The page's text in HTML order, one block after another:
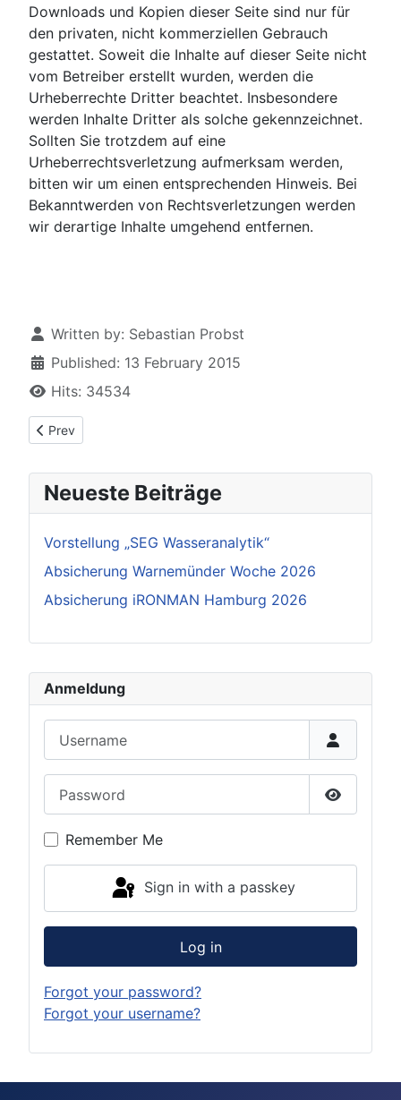
Anmeldung
Show
Remember Me
Sign in with a passkey
Log in
Forgot your password?
Forgot your username?
Downloads und Kopien dieser Seite sind nur für
den privaten, nicht kommerziellen Gebrauch
gestattet. Soweit die Inhalte auf dieser Seite nicht
vom Betreiber erstellt wurden, werden die
Urheberrechte Dritter beachtet. Insbesondere
werden Inhalte Dritter als solche gekennzeichnet.
Sollten Sie trotzdem auf eine
Urheberrechtsverletzung aufmerksam werden,
bitten wir um einen entsprechenden Hinweis. Bei
Bekanntwerden von Rechtsverletzungen werden
wir derartige Inhalte umgehend entfernen.
Details
Written by: Sebastian Probst
Published: 13 February 2015
Hits: 34534
Previous article: Wasserrettungszug in Aktion
Prev
Neueste Beiträge
Vorstellung „SEG Wasseranalytik“
Absicherung Warnemünder Woche 2026
Absicherung iRONMAN Hamburg 2026